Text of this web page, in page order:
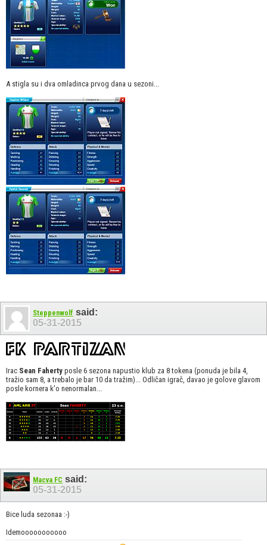
A stigla su i dva omladinca prvog dana u sezoni...
Steppenwolf said:
05-31-2015
Irac Sean Faherty posle 6 sezona napustio klub za 8 tokena (ponuda je bila 4,
tražio sam 8, a trebalo je bar 10 da tražim)... Odličan igrač, davao je golove glavom
posle kornera k'o nenormalan...
Macva FC said:
05-31-2015
Bice luda sezonaa :-)
Idemooooooooooo